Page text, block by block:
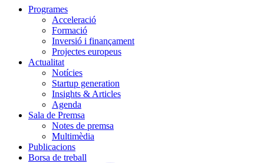
Programes
Acceleració
Formació
Inversió i finançament
Projectes europeus
Actualitat
Notícies
Startup generation
Insights & Articles
Agenda
Sala de Premsa
Notes de premsa
Multimèdia
Publicacions
Borsa de treball